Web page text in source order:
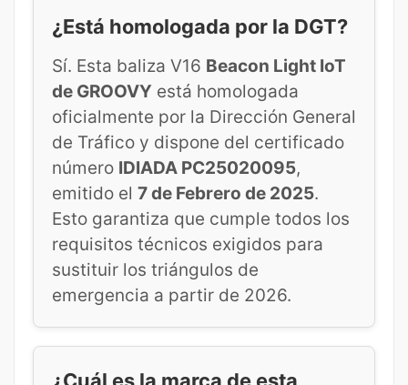
¿Está homologada por la DGT?
Sí. Esta baliza V16 Beacon Light IoT
de GROOVY está homologada
oficialmente por la Dirección General
de Tráfico y dispone del certificado
número IDIADA PC25020095,
emitido el 7 de Febrero de 2025.
Esto garantiza que cumple todos los
requisitos técnicos exigidos para
sustituir los triángulos de
emergencia a partir de 2026.